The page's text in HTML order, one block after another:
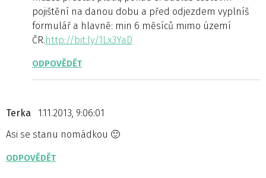
pojištění na danou dobu a před odjezdem vyplníš
formulář a hlavně: min 6 měsíců mimo území
ČR.http://bit.ly/1Lx3YaD
ODPOVĚDĚT
Terka
1.11.2013, 9:06:01
Asi se stanu nomádkou 🙂
ODPOVĚDĚT